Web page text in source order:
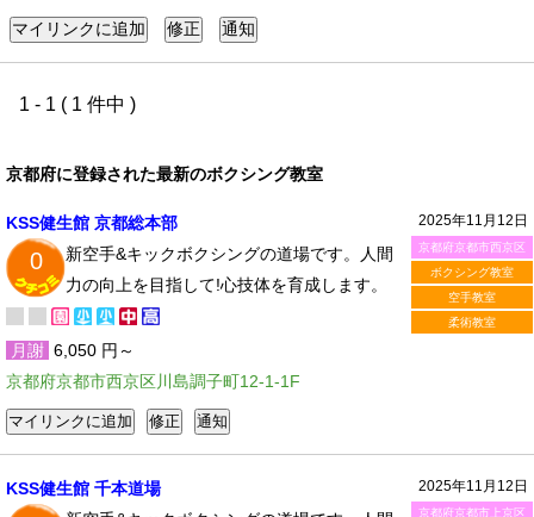
1 - 1 ( 1 件中 )
京都府に登録された最新のボクシング教室
2025年11月12日
京都府京都市西京区
ボクシング教室
空手教室
柔術教室
KSS健生館 京都総本部
0
新空手&キックボクシングの道場です。人間
力の向上を目指して!心技体を育成します。
月謝 6,050 円～
京都府京都市西京区川島調子町12-1-1F
2025年11月12日
京都府京都市上京区
KSS健生館 千本道場